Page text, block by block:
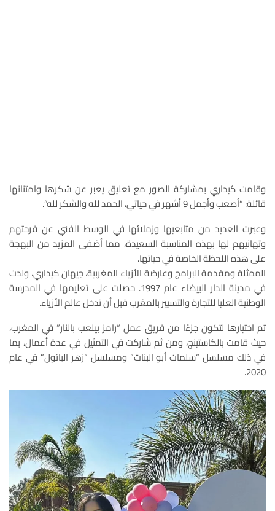
وقامت كيداري بمشاركة الصور مع تعليق يعبر عن شكرها وامتنانها
قائلة: “أصعب وأجمل 9 أشهر في حياتي، الحمد لله والشكر لله”.
وعبرت العديد من متابعيها وزملائها في الوسط الفني عن فرحتهم
وتهانيهم لها بهذه المناسبة السعيدة، مما أضفى المزيد من البهجة
على هذه اللحظة الخاصة في حياتها.
الممثلة ومقدمة البرامج وعارضة الأزياء المغربية، جيهان كيداري، ولدت
في مدينة الدار البيضاء عام 1997. حصلت على تعليمها في المدرسة
الوطنية العليا للتجارة والتسيير بالمغرب قبل أن تدخل عالم الأزياء.
تم اختيارها لتكون جزءًا من فريق عمل “رامز بيلعب بالنار” في المغرب،
حيث قامت بالكاستينج، ومن ثم شاركت في التمثيل في عدة أعمال، بما
في ذلك مسلسل “سلمات أبو البنات” ومسلسل “زهر الباتول” في عام
2020.